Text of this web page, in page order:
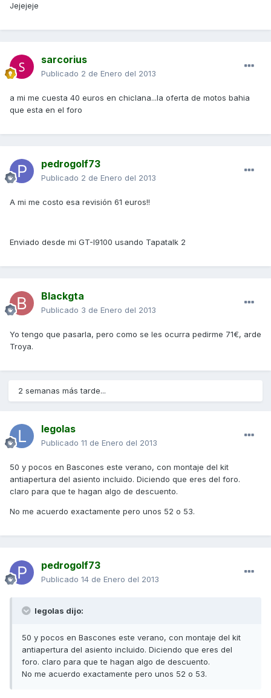
Jejejeje
sarcorius
Publicado 2 de Enero del 2013
a mi me cuesta 40 euros en chiclana...la oferta de motos bahia
que esta en el foro
pedrogolf73
Publicado 2 de Enero del 2013
A mi me costo esa revisión 61 euros!!
Enviado desde mi GT-I9100 usando Tapatalk 2
Blackgta
Publicado 3 de Enero del 2013
Yo tengo que pasarla, pero como se les ocurra pedirme 71€, arde
Troya.
2 semanas más tarde...
legolas
Publicado 11 de Enero del 2013
50 y pocos en Bascones este verano, con montaje del kit
antiapertura del asiento incluido. Diciendo que eres del foro.
claro para que te hagan algo de descuento.
No me acuerdo exactamente pero unos 52 o 53.
pedrogolf73
Publicado 14 de Enero del 2013
legolas dijo:
50 y pocos en Bascones este verano, con montaje del kit
antiapertura del asiento incluido. Diciendo que eres del
foro. claro para que te hagan algo de descuento.
No me acuerdo exactamente pero unos 52 o 53.